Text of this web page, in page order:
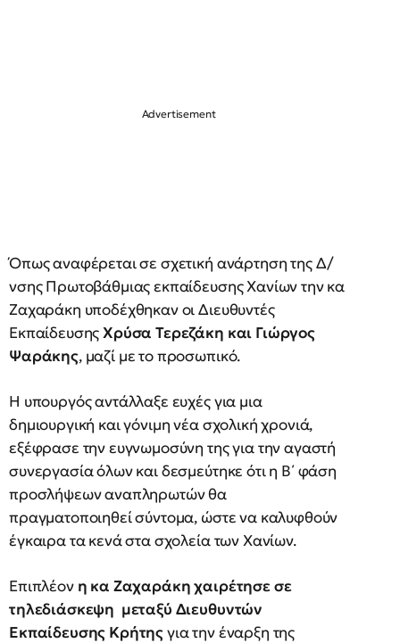
Όπως αναφέρεται σε σχετική ανάρτηση της Δ/
νσης Πρωτοβάθμιας εκπαίδευσης Χανίων την κα
Ζαχαράκη υποδέχθηκαν οι Διευθυντές
ΕκπαίδευσηςΧρύσα Τερεζάκη και Γιώργος
Ψαράκης, μαζί με το προσωπικό.
Η υπουργός αντάλλαξε ευχές για μια
δημιουργική και γόνιμη νέα σχολική χρονιά,
εξέφρασε την ευγνωμοσύνη της για την αγαστή
συνεργασία όλων και δεσμεύτηκε ότι η Β΄ φάση
προσλήψεων αναπληρωτών θα
πραγματοποιηθεί σύντομα, ώστε να καλυφθούν
έγκαιρα τα κενά στα σχολεία των Χανίων.
Επιπλέον η κα Ζαχαράκη χαιρέτησε σε
τηλεδιάσκεψη μεταξύ Διευθυντών
Εκπαίδευσης Κρήτηςγια την έναρξη της